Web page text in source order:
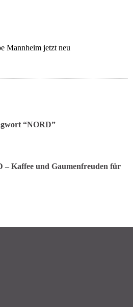
“NORD”
– Kaffee und Gaumenfreuden für